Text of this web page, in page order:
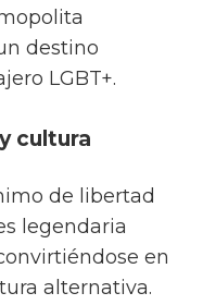
destino
LGBT+.
cultura
de libertad
legendaria
en
alternativa.